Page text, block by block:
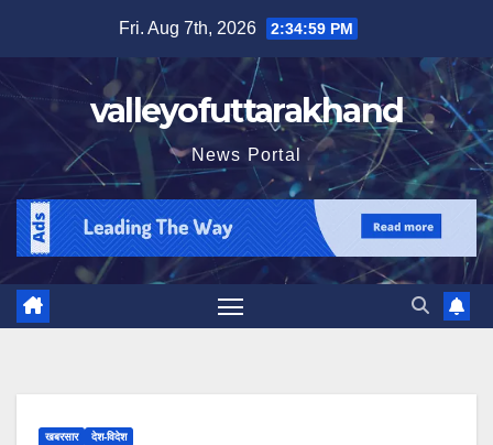
content
Fri. Aug 7th, 2026 2:35:01 PM
valleyofuttarakhand
News Portal
खबरसार देश-विदेश